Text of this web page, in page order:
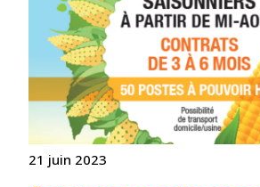
21 juin 2023